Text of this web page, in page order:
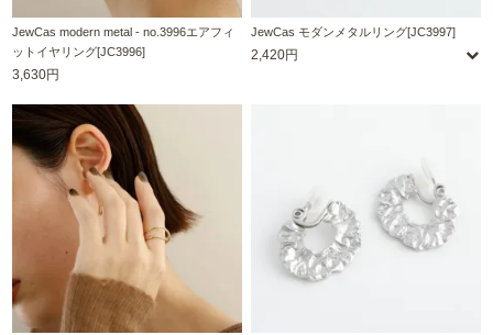
JewCas modern metal - no.3996エアフィ
ットイヤリング[JC3996]
3,630円
JewCas モダンメタルリング[JC3997]
2,420円